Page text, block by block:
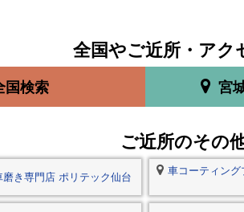
全国やご近所・ア
国検索 宮
ご近所のその
き専門店 ポリテック仙台
車コーティン